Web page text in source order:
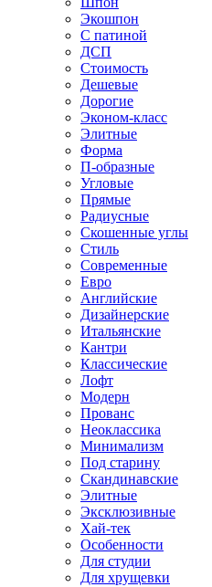
Экошпон
С патиной
ДСП
Стоимость
Дешевые
Дорогие
Эконом-класс
Элитные
Форма
П-образные
Угловые
Прямые
Радиусные
Скошенные углы
Стиль
Современные
Евро
Английские
Дизайнерские
Итальянские
Кантри
Классические
Лофт
Модерн
Прованс
Неоклассика
Минимализм
Под старину
Скандинавские
Элитные
Эксклюзивные
Хай-тек
Особенности
Для студии
Для хрущевки